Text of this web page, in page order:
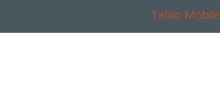
Talixo Mobile